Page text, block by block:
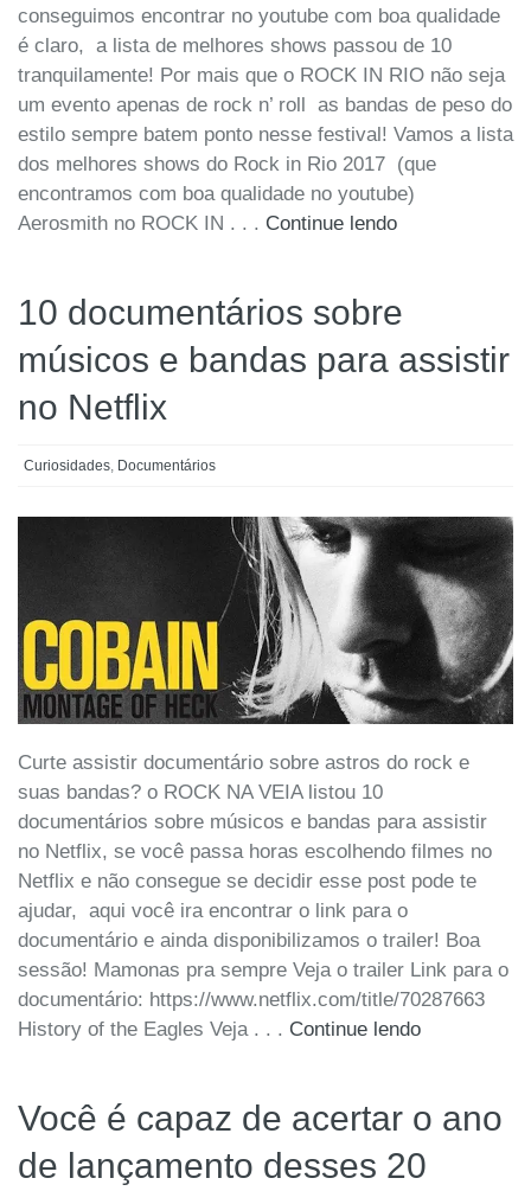
conseguimos encontrar no youtube com boa qualidade
é claro, a lista de melhores shows passou de 10
tranquilamente! Por mais que o ROCK IN RIO não seja
um evento apenas de rock n’ roll as bandas de peso do
estilo sempre batem ponto nesse festival! Vamos a lista
dos melhores shows do Rock in Rio 2017 (que
encontramos com boa qualidade no youtube)
Aerosmith no ROCK IN . . . Continue lendo
10 documentários sobre
músicos e bandas para assistir
no Netflix
Curiosidades, Documentários
Curte assistir documentário sobre astros do rock e
suas bandas? o ROCK NA VEIA listou 10
documentários sobre músicos e bandas para assistir
no Netflix, se você passa horas escolhendo filmes no
Netflix e não consegue se decidir esse post pode te
ajudar, aqui você ira encontrar o link para o
documentário e ainda disponibilizamos o trailer! Boa
sessão! Mamonas pra sempre Veja o trailer Link para o
documentário: https://www.netflix.com/title/70287663
History of the Eagles Veja . . . Continue lendo
Você é capaz de acertar o ano
de lançamento desses 20